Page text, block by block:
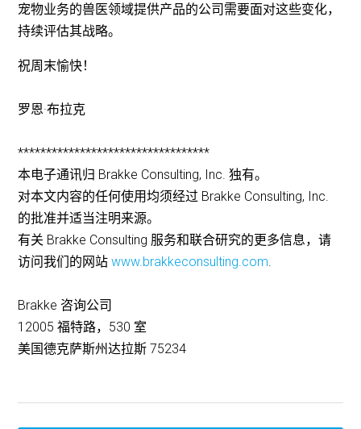
宠物业务的兽医领域提供产品的公司需要面对这些变化，
持续评估其战略。
祝周末愉快！
罗恩·布拉克
**********************************
本电子通讯归 Brakke Consulting, Inc. 独有。
对本文内容的任何使用均须经过 Brakke Consulting, Inc.
的批准并适当注明来源。
有关 Brakke Consulting 服务和联合研究的更多信息，请
访问我们的网站www.brakkeconsulting.com.
Brakke 咨询公司
12005 福特路，530 室
美国德克萨斯州达拉斯 75234